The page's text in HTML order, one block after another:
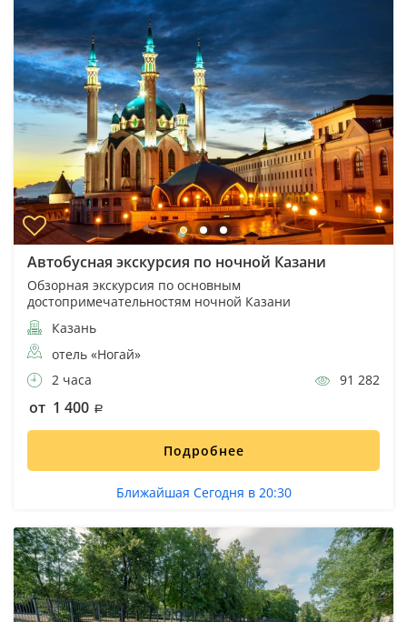
Автобусная экскурсия по ночной Казани
Обзорная экскурсия по основным
достопримечательностям ночной Казани
Казань
отель «Ногай»
2 часа
91 282
от 1 400
Подробнее
Ближайшая Сегодня в 20:30